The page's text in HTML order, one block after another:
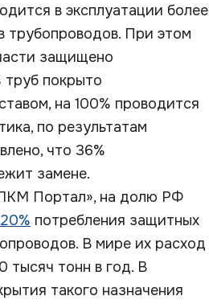
в эксплуатации более
трубопроводов. При этом
защищено
труб покрыто
на 100% проводится
по результатам
что 36%
замене.
Портал», на долю РФ
потребления защитных
В мире их расход
тысяч тонн в год. В
такого назначения